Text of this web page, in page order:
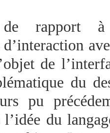
rapport
de
du
pu
du